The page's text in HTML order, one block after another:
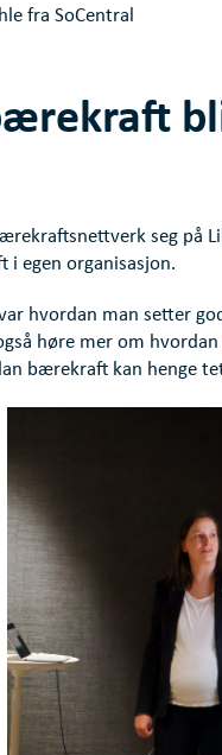
fra SoCentral
seg på
i egen organisasjon.
hvordan man setter
høre mer om
bærekraft kan henge